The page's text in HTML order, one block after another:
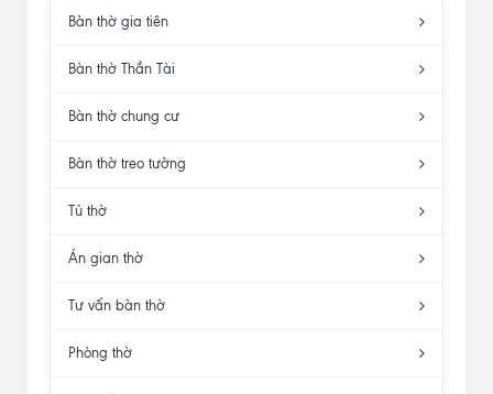
Bàn thờ gia tiên
Bàn thờ Thần Tài
Bàn thờ chung cư
Bàn thờ treo tường
Tủ thờ
Án gian thờ
Tư vấn bàn thờ
Phòng thờ